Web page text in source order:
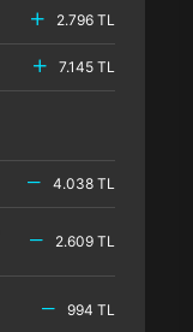
2.796 TL
7.145 TL
4.038 TL
2.609 TL
994 TL